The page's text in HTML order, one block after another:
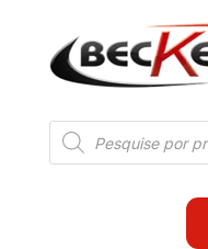
Products
search